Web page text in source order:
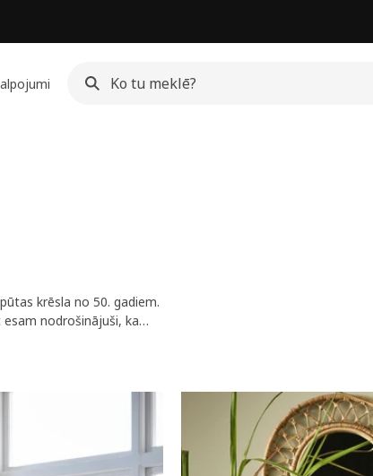
krēsla no 50. gadiem.
nodrošinājuši, ka
Tas ir, reizi dienā 136